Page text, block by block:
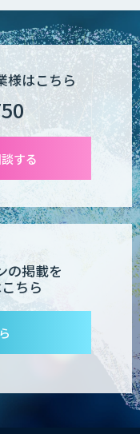
様はこちら
する
の掲載を
ちら